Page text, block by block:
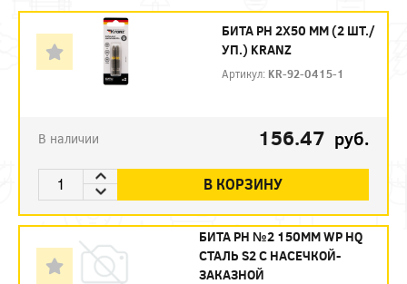
БИТА PH 2Х50 ММ (2 ШТ./
УП.) KRANZ
Артикул: KR-92-0415-1
В наличии 156.47 руб.
В КОРЗИНУ
БИТА PH №2 150ММ WP HQ
СТАЛЬ S2 С НАСЕЧКОЙ-
ЗАКАЗНОЙ